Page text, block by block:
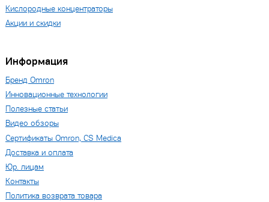
Кислородные концентраторы
Акции и скидки
Информация
Бренд Omron
Инновационные технологии
Полезные статьи
Видео обзоры
Сертификаты Omron, CS Medica
Доставка и оплата
Юр. лицам
Контакты
Политика возврата товара